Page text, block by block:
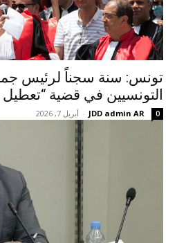
تونس: سنة سجناً لرئيس
التونسيين في قضية
JDD admin AR
- أبريل 7, 2026 0